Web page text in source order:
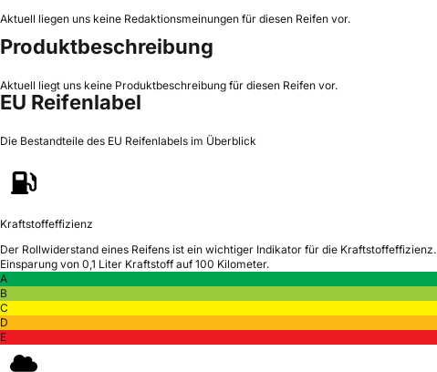
Aktuell liegen uns keine Redaktionsmeinungen für diesen Reifen vor.
Produktbeschreibung
Aktuell liegt uns keine Produktbeschreibung für diesen Reifen vor.
EU Reifenlabel
Die Bestandteile des EU Reifenlabels im Überblick
Kraftstoffeffizienz
Der Rollwiderstand eines Reifens ist ein wichtiger Indikator für die Kraftstoffeffizienz.
Einsparung von 0,1 Liter Kraftstoff auf 100 Kilometer.
A
B
C
D
E